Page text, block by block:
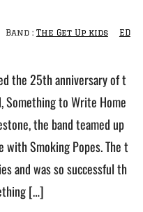
Band : The Get Up kids
ED
the 25th anniversary of t
Something to Write Home
the band teamed up
Smoking Popes. The t
and was so successful th
[…]